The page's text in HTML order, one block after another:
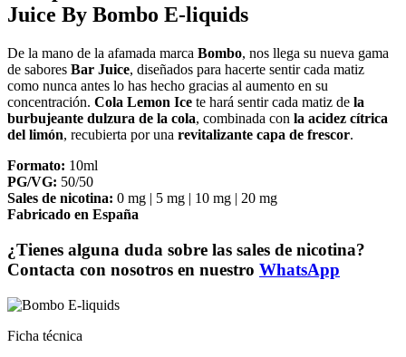
Juice By Bombo E-liquids
De la mano de la afamada marca Bombo, nos llega su nueva gama
de sabores Bar Juice, diseñados para hacerte sentir cada matiz
como nunca antes lo has hecho gracias al aumento en su
concentración. Cola Lemon Ice te hará sentir cada matiz de la
burbujeante dulzura de la cola, combinada con la acidez cítrica
del limón, recubierta por una revitalizante capa de frescor.
Formato: 10ml
PG/VG: 50/50
Sales de nicotina: 0 mg | 5 mg | 10 mg | 20 mg
Fabricado en España
¿Tienes alguna duda sobre las sales de nicotina?
Contacta con nosotros en nuestro WhatsApp
Ficha técnica